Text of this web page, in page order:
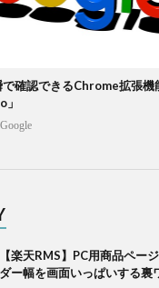
確認できるChrome拡張機
Google
【楽天RMS】PC用商品ペー
ダー幅を画面いっぱいする裏